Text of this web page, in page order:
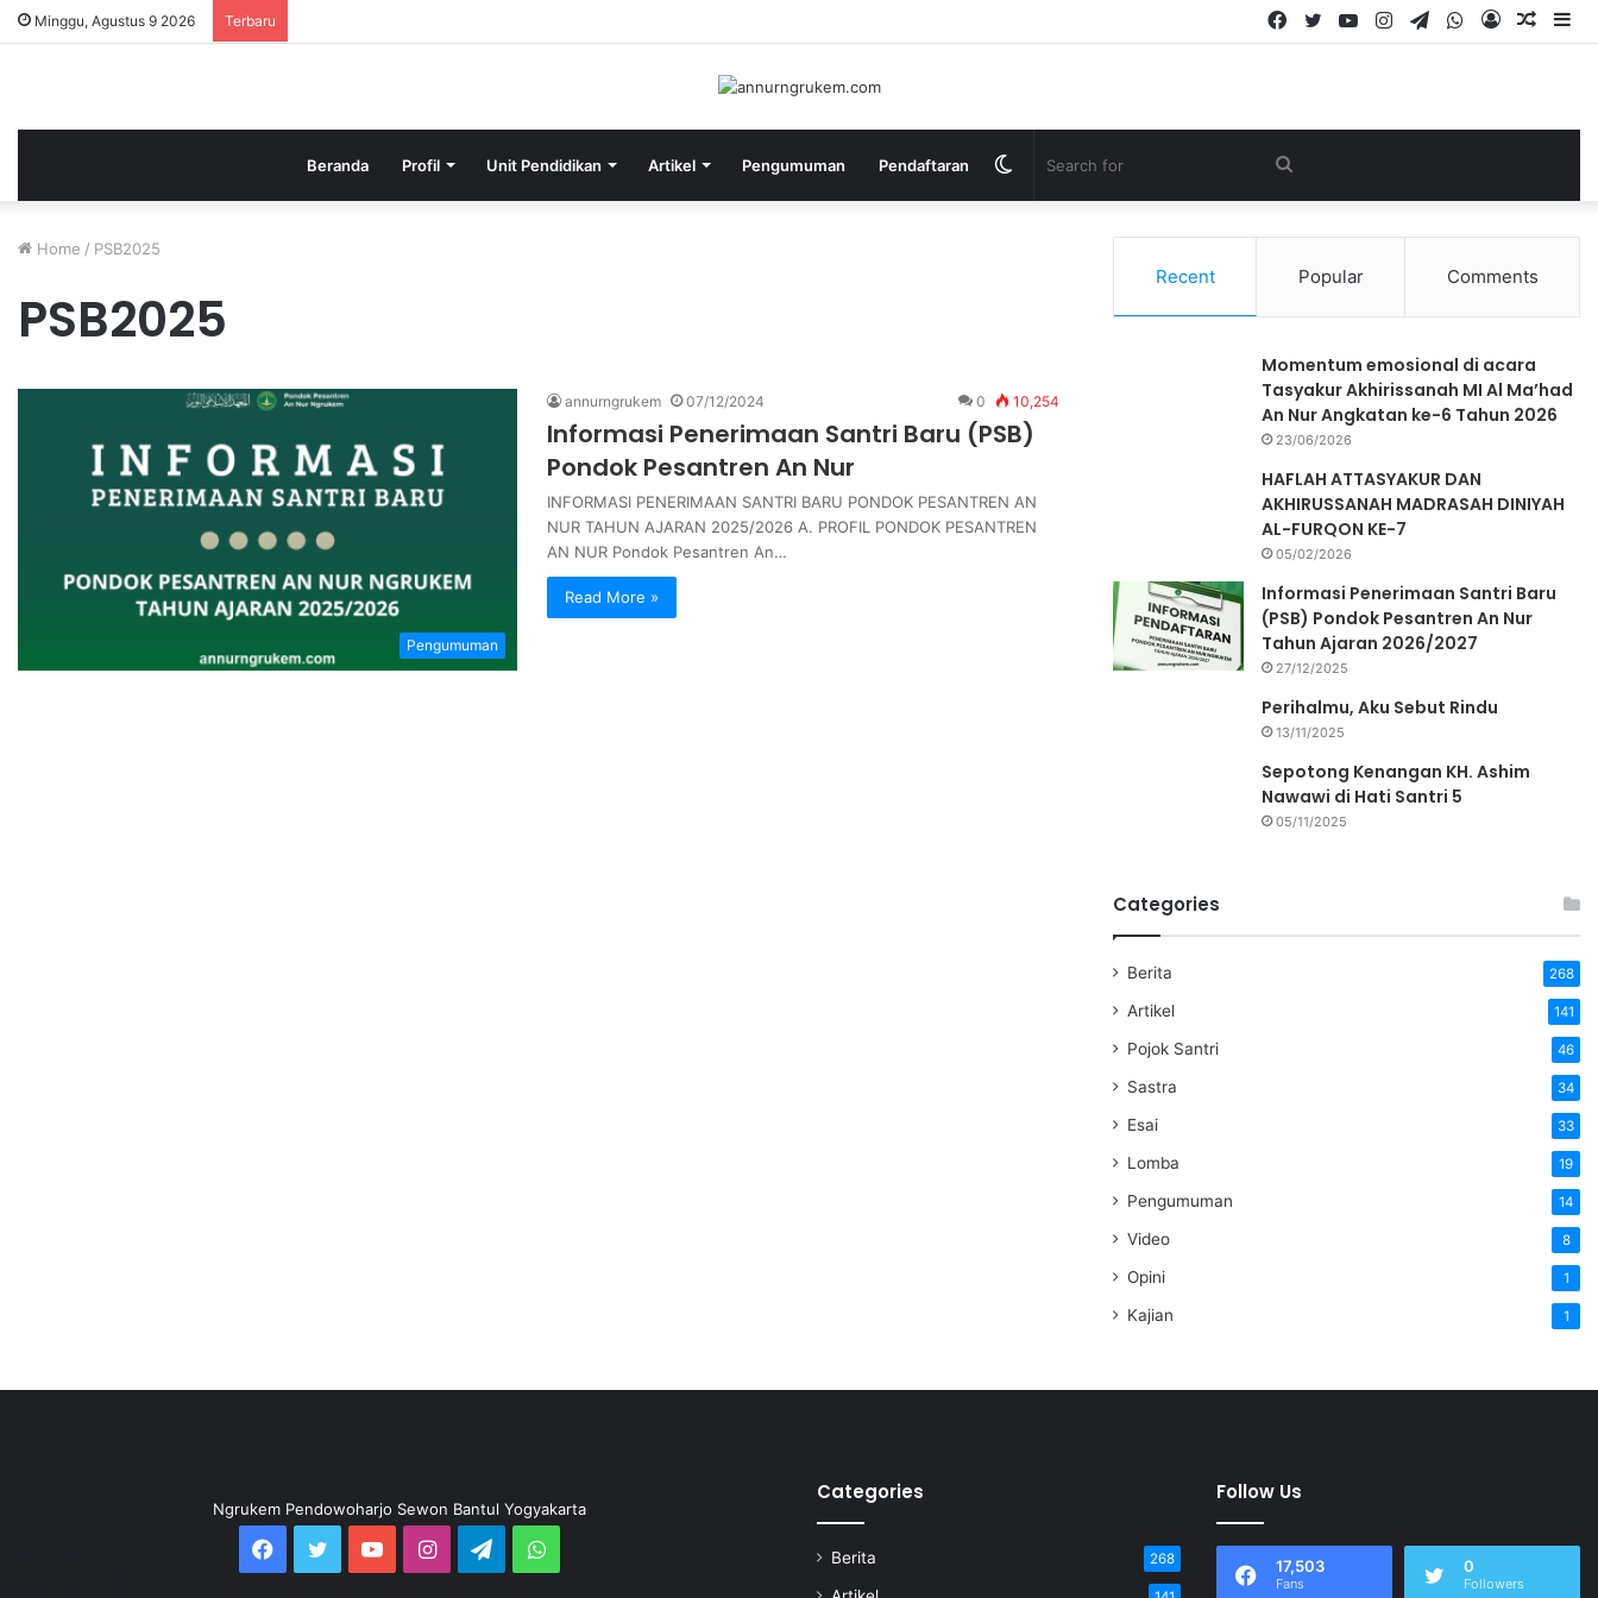
Minggu, Agustus 9 2026 Terbaru
Beranda Profil Unit Pendidikan Artikel Pengumuman Pendaftaran
Home / PSB2025
PSB2025
Pengumuman
annurngrukem 07/12/2024 0 10,254
Informasi Penerimaan Santri Baru (PSB)
Pondok Pesantren An Nur
INFORMASI PENERIMAAN SANTRI BARU PONDOK PESANTREN AN
NUR TAHUN AJARAN 2025/2026 A. PROFIL PONDOK PESANTREN
AN NUR Pondok Pesantren An…
Read More »
Recent Popular Comments
Momentum emosional di acara
Tasyakur Akhirissanah MI Al Ma’had
An Nur Angkatan ke-6 Tahun 2026
23/06/2026
HAFLAH ATTASYAKUR DAN
AKHIRUSSANAH MADRASAH DINIYAH
AL-FURQON KE-7
05/02/2026
Informasi Penerimaan Santri Baru
(PSB) Pondok Pesantren An Nur
Tahun Ajaran 2026/2027
27/12/2025
Perihalmu, Aku Sebut Rindu
13/11/2025
Sepotong Kenangan KH. Ashim
Nawawi di Hati Santri 5
05/11/2025
Categories
Berita 268
Artikel 141
Pojok Santri 46
Sastra 34
Esai 33
Lomba 19
Pengumuman 14
Video 8
Opini 1
Kajian 1
Ngrukem Pendowoharjo Sewon Bantul Yogyakarta
Categories
Berita 268
Follow Us
17,503
Fans
0
Followers